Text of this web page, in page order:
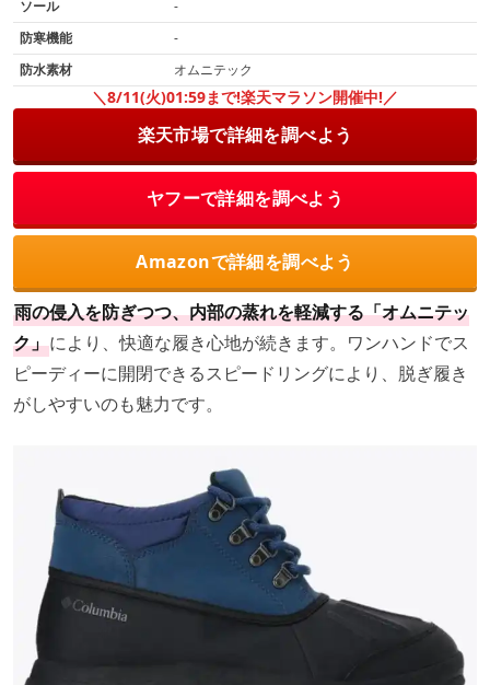
ソール
-
防寒機能
-
防水素材
オムニテック
＼8/11(火)01:59まで!楽天マラソン開催中!／
楽天市場で詳細を調べよう
ヤフーで詳細を調べよう
Amazonで詳細を調べよう
雨の侵入を防ぎつつ、内部の蒸れを軽減する「オムニテッ
ク」により、快適な履き心地が続きます。ワンハンドでス
ピーディーに開閉できるスピードリングにより、脱ぎ履き
がしやすいのも魅力です。